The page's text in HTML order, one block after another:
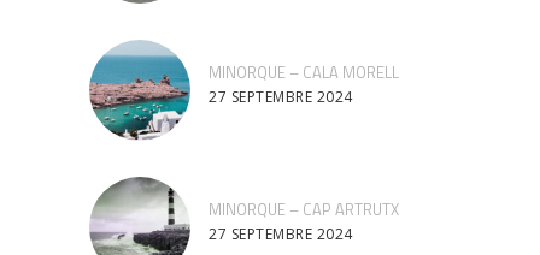
MINORQUE – CALA MORELL
27 SEPTEMBRE 2024
MINORQUE – CAP ARTRUTX
27 SEPTEMBRE 2024